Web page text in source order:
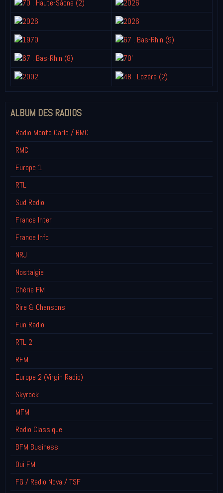
ALBUM DES RADIOS
Radio Monte Carlo / RMC
RMC
Europe 1
RTL
Sud Radio
France Inter
France Info
NRJ
Nostalgie
Chérie FM
Rire & Chansons
Fun Radio
RTL 2
RFM
Europe 2 (Virgin Radio)
Skyrock
MFM
Radio Classique
BFM Business
Oui FM
FG / Radio Nova / TSF